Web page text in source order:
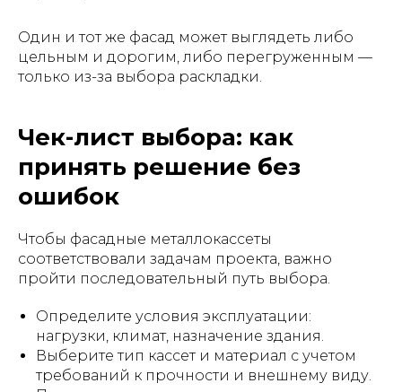
Один и тот же фасад может выглядеть либо
цельным и дорогим, либо перегруженным —
только из-за выбора раскладки.
Чек-лист выбора: как
принять решение без
ошибок
Чтобы фасадные металлокассеты
соответствовали задачам проекта, важно
пройти последовательный путь выбора.
Определите условия эксплуатации:
нагрузки, климат, назначение здания.
Выберите тип кассет и материал с учетом
требований к прочности и внешнему виду.